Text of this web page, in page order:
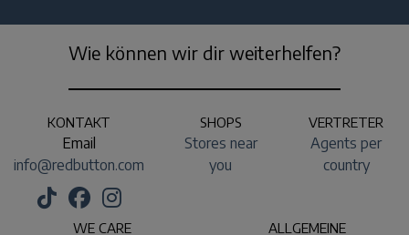
Wie können wir dir weiterhelfen?
KONTAKT
Email
info@redbutton.com
SHOPS
Stores near
you
VERTRETER
Agents per
country
WE CARE ALLGEMEINE